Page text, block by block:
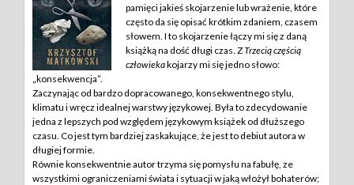
pamięci jakieś skojarzenie lub wrażenie, które
często da się opisać krótkim zdaniem, czasem
słowem. I to skojarzenie łączy mi się z daną
książką na dość długi czas. ZTrzecią częścią
człowiekakojarzy mi się jedno słowo:
„konsekwencja”.
Zaczynając od bardzo dopracowanego, konsekwentnego stylu,
klimatu i wręcz idealnej warstwy językowej. Była to zdecydowanie
jedna z lepszych pod względem językowym książek od dłuższego
czasu. Co jest tym bardziej zaskakujące, że jest to debiut autora w
długiej formie.
Równie konsekwentnie autor trzyma się pomysłu na fabułę, ze
wszystkimi ograniczeniami świata i sytuacji w jaką włożył bohaterów;